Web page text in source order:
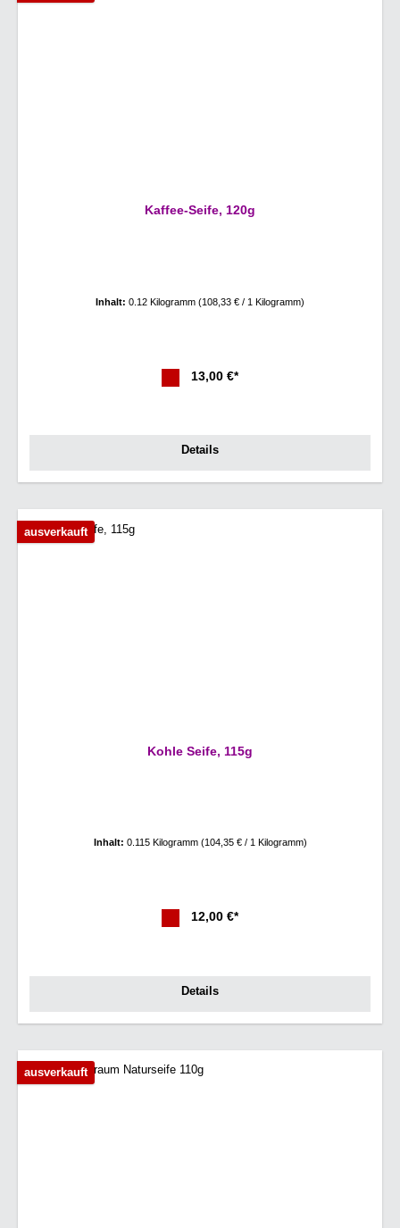
Kaffee-Seife, 120g
Inhalt: 0.12 Kilogramm (108,33 € / 1 Kilogramm)
13,00 €*
Details
ausverkauft
Kohle Seife, 115g
Inhalt: 0.115 Kilogramm (104,35 € / 1 Kilogramm)
12,00 €*
Details
ausverkauft